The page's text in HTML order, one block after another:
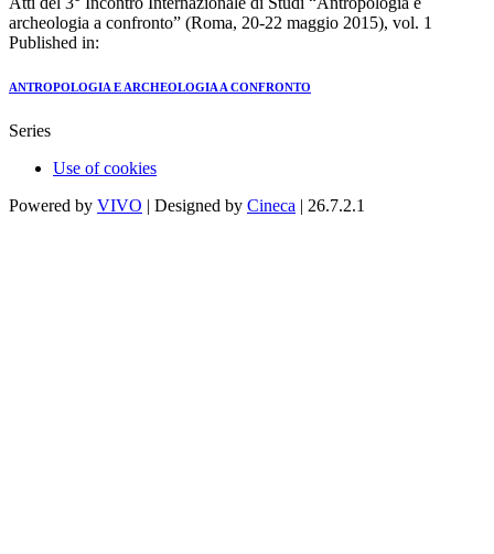
archeologia a confronto” (Roma, 20-22 maggio 2015), vol. 1
Published in:
ANTROPOLOGIA E ARCHEOLOGIA A CONFRONTO
Series
Use of cookies
Powered by VIVO | Designed by Cineca | 26.7.2.1